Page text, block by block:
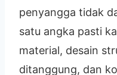
penyangga tidak
satu angka pasti
material, desain
ditanggung, dan